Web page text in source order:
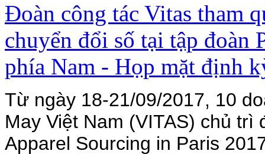
Đoàn công tác Vitas tham
chuyển đổi số tại tập đoàn
phía Nam - Họp mặt định
Từ ngày 18-21/09/2017, 10
May Việt Nam (VITAS) chủ
Apparel Sourcing in Paris